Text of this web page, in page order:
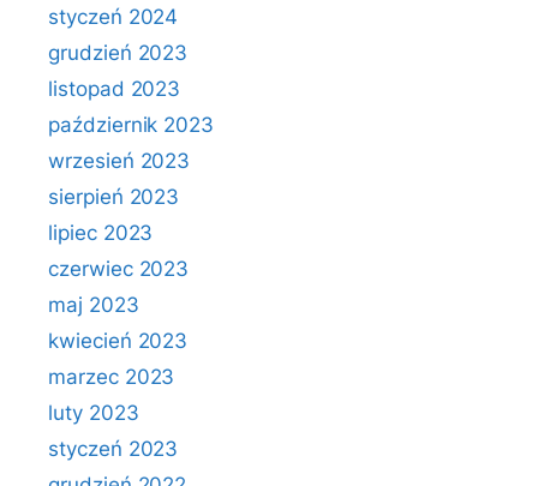
styczeń 2024
grudzień 2023
listopad 2023
październik 2023
wrzesień 2023
sierpień 2023
lipiec 2023
czerwiec 2023
maj 2023
kwiecień 2023
marzec 2023
luty 2023
styczeń 2023